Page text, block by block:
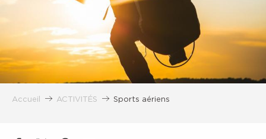
Accueil ACTIVITÉS Sports aériens